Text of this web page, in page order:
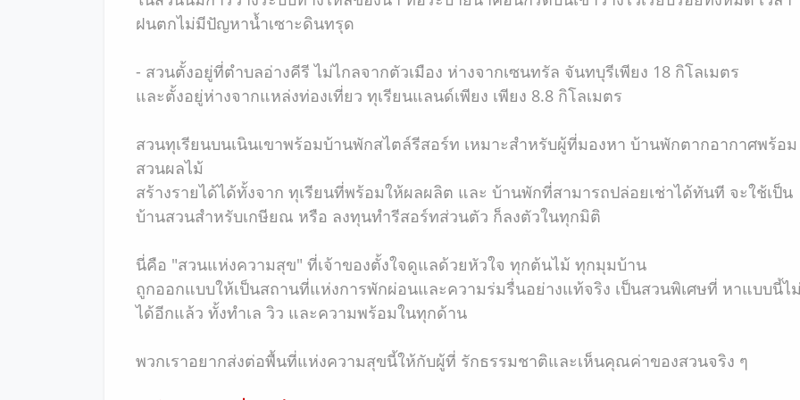
ฝนตกไม่มีปัญหาน้ำเซาะดินทรุด
- สวนตั้งอยู่ที่ตำบลอ่างคีรี ไม่ไกลจากตัวเมือง ห่างจากเซนทรัล จันทบุรีเพียง 18 กิโลเมตร
และตั้งอยู่ห่างจากแหล่งท่องเที่ยว ทุเรียนแลนด์เพียง เพียง 8.8 กิโลเมตร
สวนทุเรียนบนเนินเขาพร้อมบ้านพักสไตล์รีสอร์ท เหมาะสำหรับผู้ที่มองหา บ้านพักตากอากาศพร้อม
สวนผลไม้
สร้างรายได้ได้ทั้งจาก ทุเรียนที่พร้อมให้ผลผลิต และ บ้านพักที่สามารถปล่อยเช่าได้ทันที จะใช้เป็น
บ้านสวนสำหรับเกษียณ หรือ ลงทุนทำรีสอร์ทส่วนตัว ก็ลงตัวในทุกมิติ
นี่คือ "สวนแห่งความสุข" ที่เจ้าของตั้งใจดูแลด้วยหัวใจ ทุกต้นไม้ ทุกมุมบ้าน
ถูกออกแบบให้เป็นสถานที่แห่งการพักผ่อนและความร่มรื่นอย่างแท้จริง เป็นสวนพิเศษที่ หาแบบนี้ไ
ได้อีกแล้ว ทั้งทำเล วิว และความพร้อมในทุกด้าน
พวกเราอยากส่งต่อพื้นที่แห่งความสุขนี้ให้กับผู้ที่ รักธรรมชาติและเห็นคุณค่าของสวนจริง ๆ